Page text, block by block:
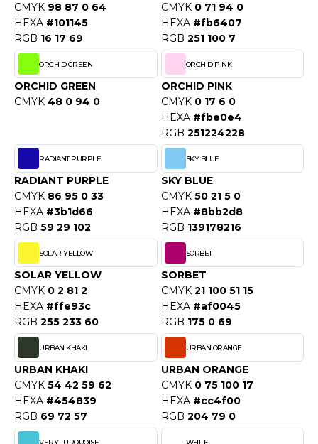
GEN
MORNING STUDIOS
DUICK
LEWIS
ATHLETIC®
ATHLETIC® COLLECTION
CMYK 98 87 0 64
HEXA #101145
RGB 16 17 69
CMYK 0 71 94 0
HEXA #fb6407
RGB 251 100 7
ORCHID GREEN
ORCHID GREEN
CMYK 48 0 94 0
ORCHID PINK
ORCHID PINK
CMYK 0 17 6 0
HEXA #fbe0e4
RGB 251224228
RADIANT PURPLE
RADIANT PURPLE
CMYK 86 95 0 33
HEXA #3b1d66
RGB 59 29 102
SKY BLUE
SKY BLUE
CMYK 50 21 5 0
HEXA #8bb2d8
RGB 139178216
SOLAR YELLOW
SOLAR YELLOW
CMYK 0 2 81 2
HEXA #ffe93c
RGB 255 233 60
SORBET
SORBET
CMYK 21 100 51 15
HEXA #af0045
RGB 175 0 69
URBAN KHAKI
URBAN KHAKI
CMYK 54 42 59 62
HEXA #454839
RGB 69 72 57
URBAN ORANGE
URBAN ORANGE
CMYK 0 75 100 17
HEXA #cc4f00
RGB 204 79 0
VERY TURQUOISE WHITE